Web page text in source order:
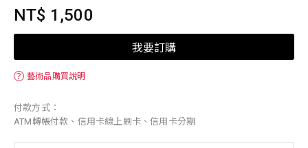
NT$ 1,500
我要訂購
？ 藝術品購買說明
付款方式：
ATM轉帳付款、信用卡線上刷卡、信用卡分期